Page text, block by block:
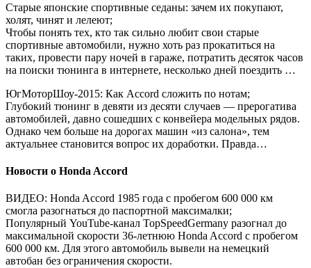
Старые японские спортивные седаны: зачем их покупают,
холят, чинят и лелеют;
Чтобы понять тех, кто так сильно любит свои старые
спортивные автомобили, нужно хоть раз прокатиться на
таких, провести пару ночей в гараже, потратить десяток часов
на поиски тюнинга в интернете, несколько дней поездить …
ЮгМоторШоу-2015: Как Accord сложить по нотам;
Глубокий тюнинг в девяти из десяти случаев — прерогатива
автомобилей, давно сошедших с конвейера модельных рядов.
Однако чем больше на дорогах машин «из салона», тем
актуальнее становится вопрос их доработки. Правда…
Новости о Honda Accord
ВИДЕО: Honda Accord 1985 года с пробегом 600 000 км
смогла разогнаться до паспортной максималки;
Популярный YouTube-канал TopSpeedGermany разогнал до
максимальной скорости 36-летнюю Honda Accord с пробегом
600 000 км. Для этого автомобиль вывели на немецкий
автобан без ограничения скорости.